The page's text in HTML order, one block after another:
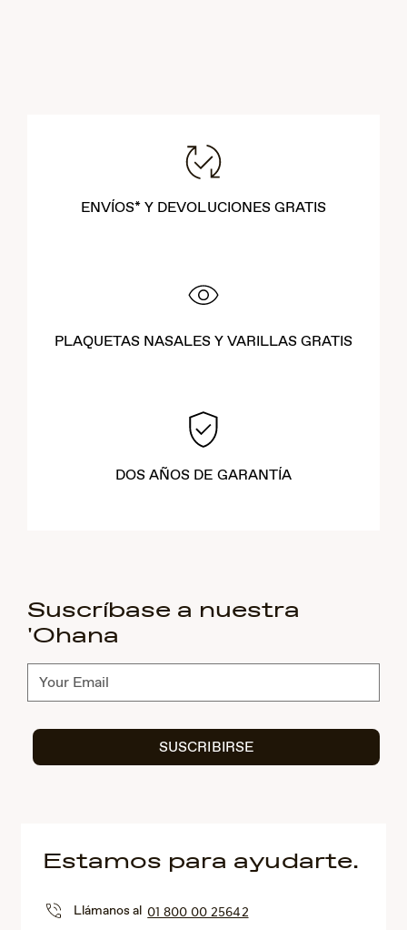
ENVÍOS* Y DEVOLUCIONES GRATIS
PLAQUETAS NASALES Y VARILLAS GRATIS
DOS AÑOS DE GARANTÍA
Suscríbase a nuestra
'Ohana
Suscríbete
SUSCRIBIRSE
Estamos para ayudarte.
Llámanos al01 800 00 25642